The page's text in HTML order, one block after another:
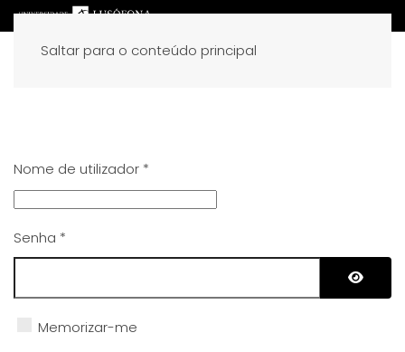
Saltar para o conteúdo principal
Nome de utilizador *
Senha *
Memorizar-me